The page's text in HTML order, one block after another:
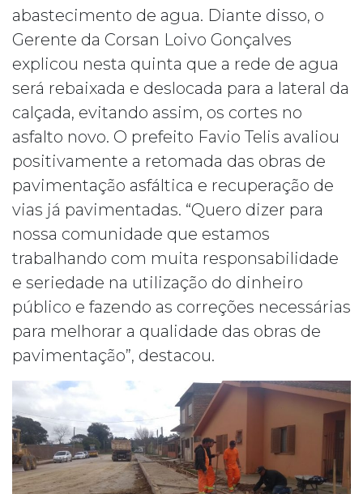
abastecimento de agua. Diante disso, o
Gerente da Corsan Loivo Gonçalves
explicou nesta quinta que a rede de agua
será rebaixada e deslocada para a lateral da
calçada, evitando assim, os cortes no
asfalto novo. O prefeito Favio Telis avaliou
positivamente a retomada das obras de
pavimentação asfáltica e recuperação de
vias já pavimentadas. “Quero dizer para
nossa comunidade que estamos
trabalhando com muita responsabilidade
e seriedade na utilização do dinheiro
público e fazendo as correções necessárias
para melhorar a qualidade das obras de
pavimentação”, destacou.